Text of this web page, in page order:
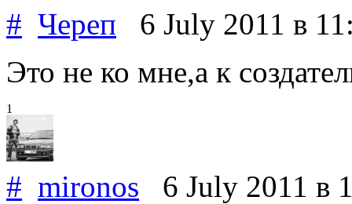
# Череп 6 July 2011 в
Это не ко мне,а к
1
# mironos 6 July 2011 в